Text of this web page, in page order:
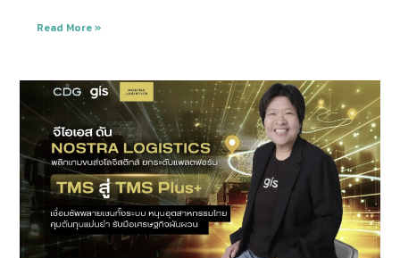
Read More »